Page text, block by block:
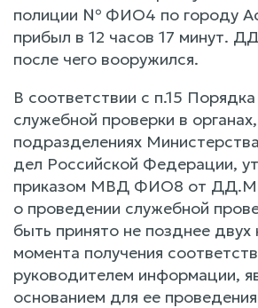
полиции № ФИО4 по городу
прибыл в 12 часов 17 минут.
после чего вооружился.
В соответствии с п.15
служебной проверки в
подразделениях
дел Российской Федерации,
приказом МВД ФИО8 от
о проведении служебной
быть принято не позднее двух
момента получения
руководителем информации,
основанием для ее